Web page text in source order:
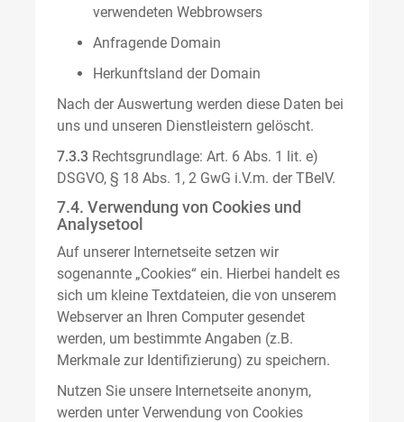
verwendeten Webbrowsers
Anfragende Domain
Herkunftsland der Domain
Nach der Auswertung werden diese Daten bei
uns und unseren Dienstleistern gelöscht.
7.3.3 Rechtsgrundlage: Art. 6 Abs. 1 lit. e)
DSGVO, § 18 Abs. 1, 2 GwG i.V.m. der TBelV.
7.4. Verwendung von Cookies und
Analysetool
Auf unserer Internetseite setzen wir
sogenannte „Cookies“ ein. Hierbei handelt es
sich um kleine Textdateien, die von unserem
Webserver an Ihren Computer gesendet
werden, um bestimmte Angaben (z.B.
Merkmale zur Identifizierung) zu speichern.
Nutzen Sie unsere Internetseite anonym,
werden unter Verwendung von Cookies